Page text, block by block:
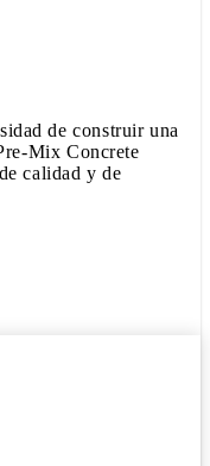
de construir una
Mix Concrete
calidad y de